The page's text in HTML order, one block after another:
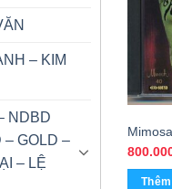
– KIM
NDBD
– GOLD –
– LỆ
Người
Hà – Ý